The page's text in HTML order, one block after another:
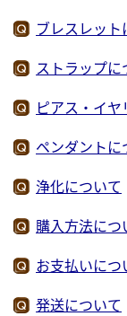
ブレスレット
ストラップに
ピアス・イ
ペンダントに
浄化について
購入方法につ
お支払いにつ
発送について